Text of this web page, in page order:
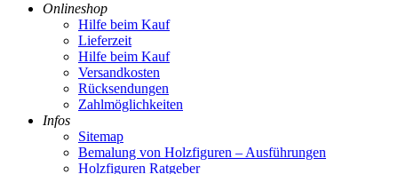
Onlineshop
Hilfe beim Kauf
Lieferzeit
Hilfe beim Kauf
Versandkosten
Rücksendungen
Zahlmöglichkeiten
Infos
Sitemap
Bemalung von Holzfiguren – Ausführungen
Holzfiguren Ratgeber